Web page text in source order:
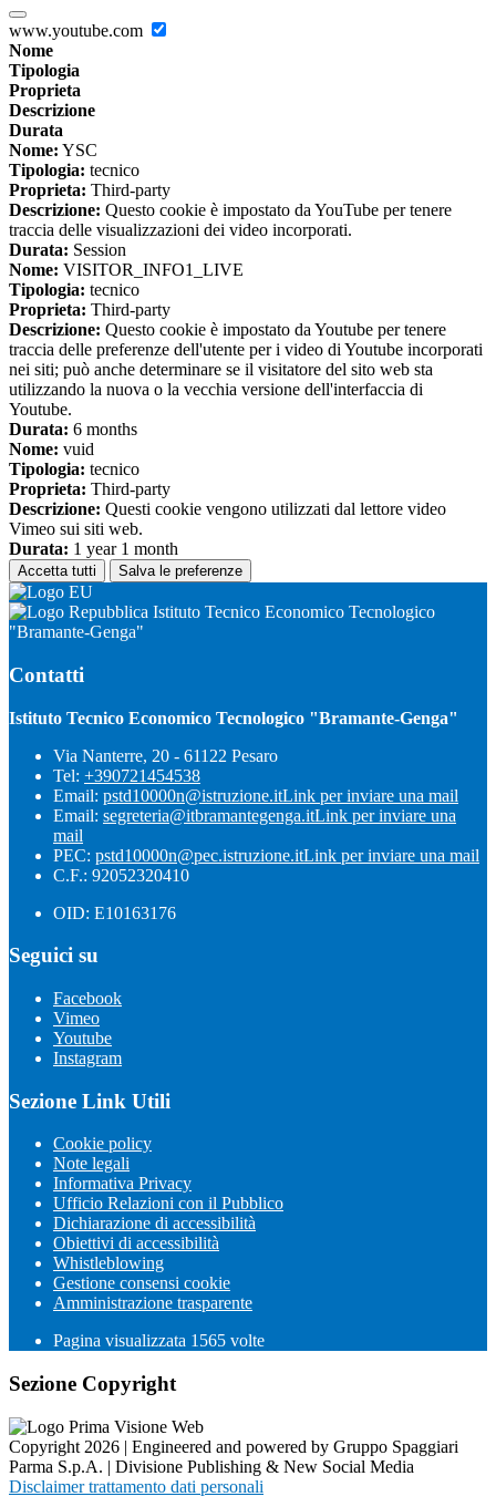
www.youtube.com
Nome
Tipologia
Proprieta
Descrizione
Durata
Nome: YSC
Tipologia: tecnico
Proprieta: Third-party
Descrizione: Questo cookie è impostato da YouTube per tenere
traccia delle visualizzazioni dei video incorporati.
Durata: Session
Nome: VISITOR_INFO1_LIVE
Tipologia: tecnico
Proprieta: Third-party
Descrizione: Questo cookie è impostato da Youtube per tenere
traccia delle preferenze dell'utente per i video di Youtube incorporati
nei siti; può anche determinare se il visitatore del sito web sta
utilizzando la nuova o la vecchia versione dell'interfaccia di
Youtube.
Durata: 6 months
Nome: vuid
Tipologia: tecnico
Proprieta: Third-party
Descrizione: Questi cookie vengono utilizzati dal lettore video
Vimeo sui siti web.
Durata: 1 year 1 month
Accetta tutti Salva le preferenze
Istituto Tecnico Economico Tecnologico
"Bramante-Genga"
Contatti
Istituto Tecnico Economico Tecnologico "Bramante-Genga"
Via Nanterre, 20 - 61122 Pesaro
Tel: +390721454538
Email: pstd10000n@istruzione.itLink per inviare una mail
Email: segreteria@itbramantegenga.itLink per inviare una
mail
PEC: pstd10000n@pec.istruzione.itLink per inviare una mail
C.F.: 92052320410
OID: E10163176
Seguici su
Facebook
Vimeo
Youtube
Instagram
Sezione Link Utili
Cookie policy
Note legali
Informativa Privacy
Ufficio Relazioni con il Pubblico
Dichiarazione di accessibilità
Obiettivi di accessibilità
Whistleblowing
Gestione consensi cookie
Amministrazione trasparente
Pagina visualizzata 1565 volte
Sezione Copyright
Copyright 2026 | Engineered and powered by Gruppo Spaggiari
Parma S.p.A. | Divisione Publishing & New Social Media
Disclaimer trattamento dati personali